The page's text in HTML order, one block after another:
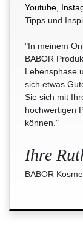
Youtube
Tipps und
"In meinem
BABOR
Lebensphase
sich etwas
Sie sich mit
hochwertigen
können."
Ihre
BABOR